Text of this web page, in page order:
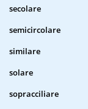
secolare
semicircolare
similare
solare
sopracciliare